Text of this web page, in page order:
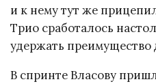
и к нему тут же
Трио сработалось
удержать
В спринте Власову